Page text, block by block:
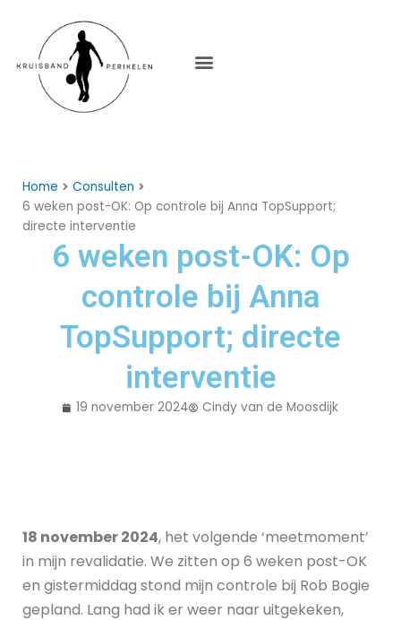
Menu
Home
Consulten
6 weken post-OK: Op controle bij Anna TopSupport;
directe interventie
6 weken post-OK: Op
controle bij Anna
TopSupport; directe
interventie
19 november 2024 Cindy van de Moosdijk
18 november 2024, het volgende ‘meetmoment’
in mijn revalidatie. We zitten op 6 weken post-OK
en gistermiddag stond mijn controle bij Rob Bogie
gepland. Lang had ik er weer naar uitgekeken,